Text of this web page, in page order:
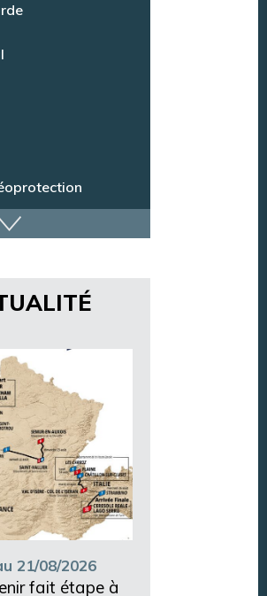
21/08/2026
fait étape à